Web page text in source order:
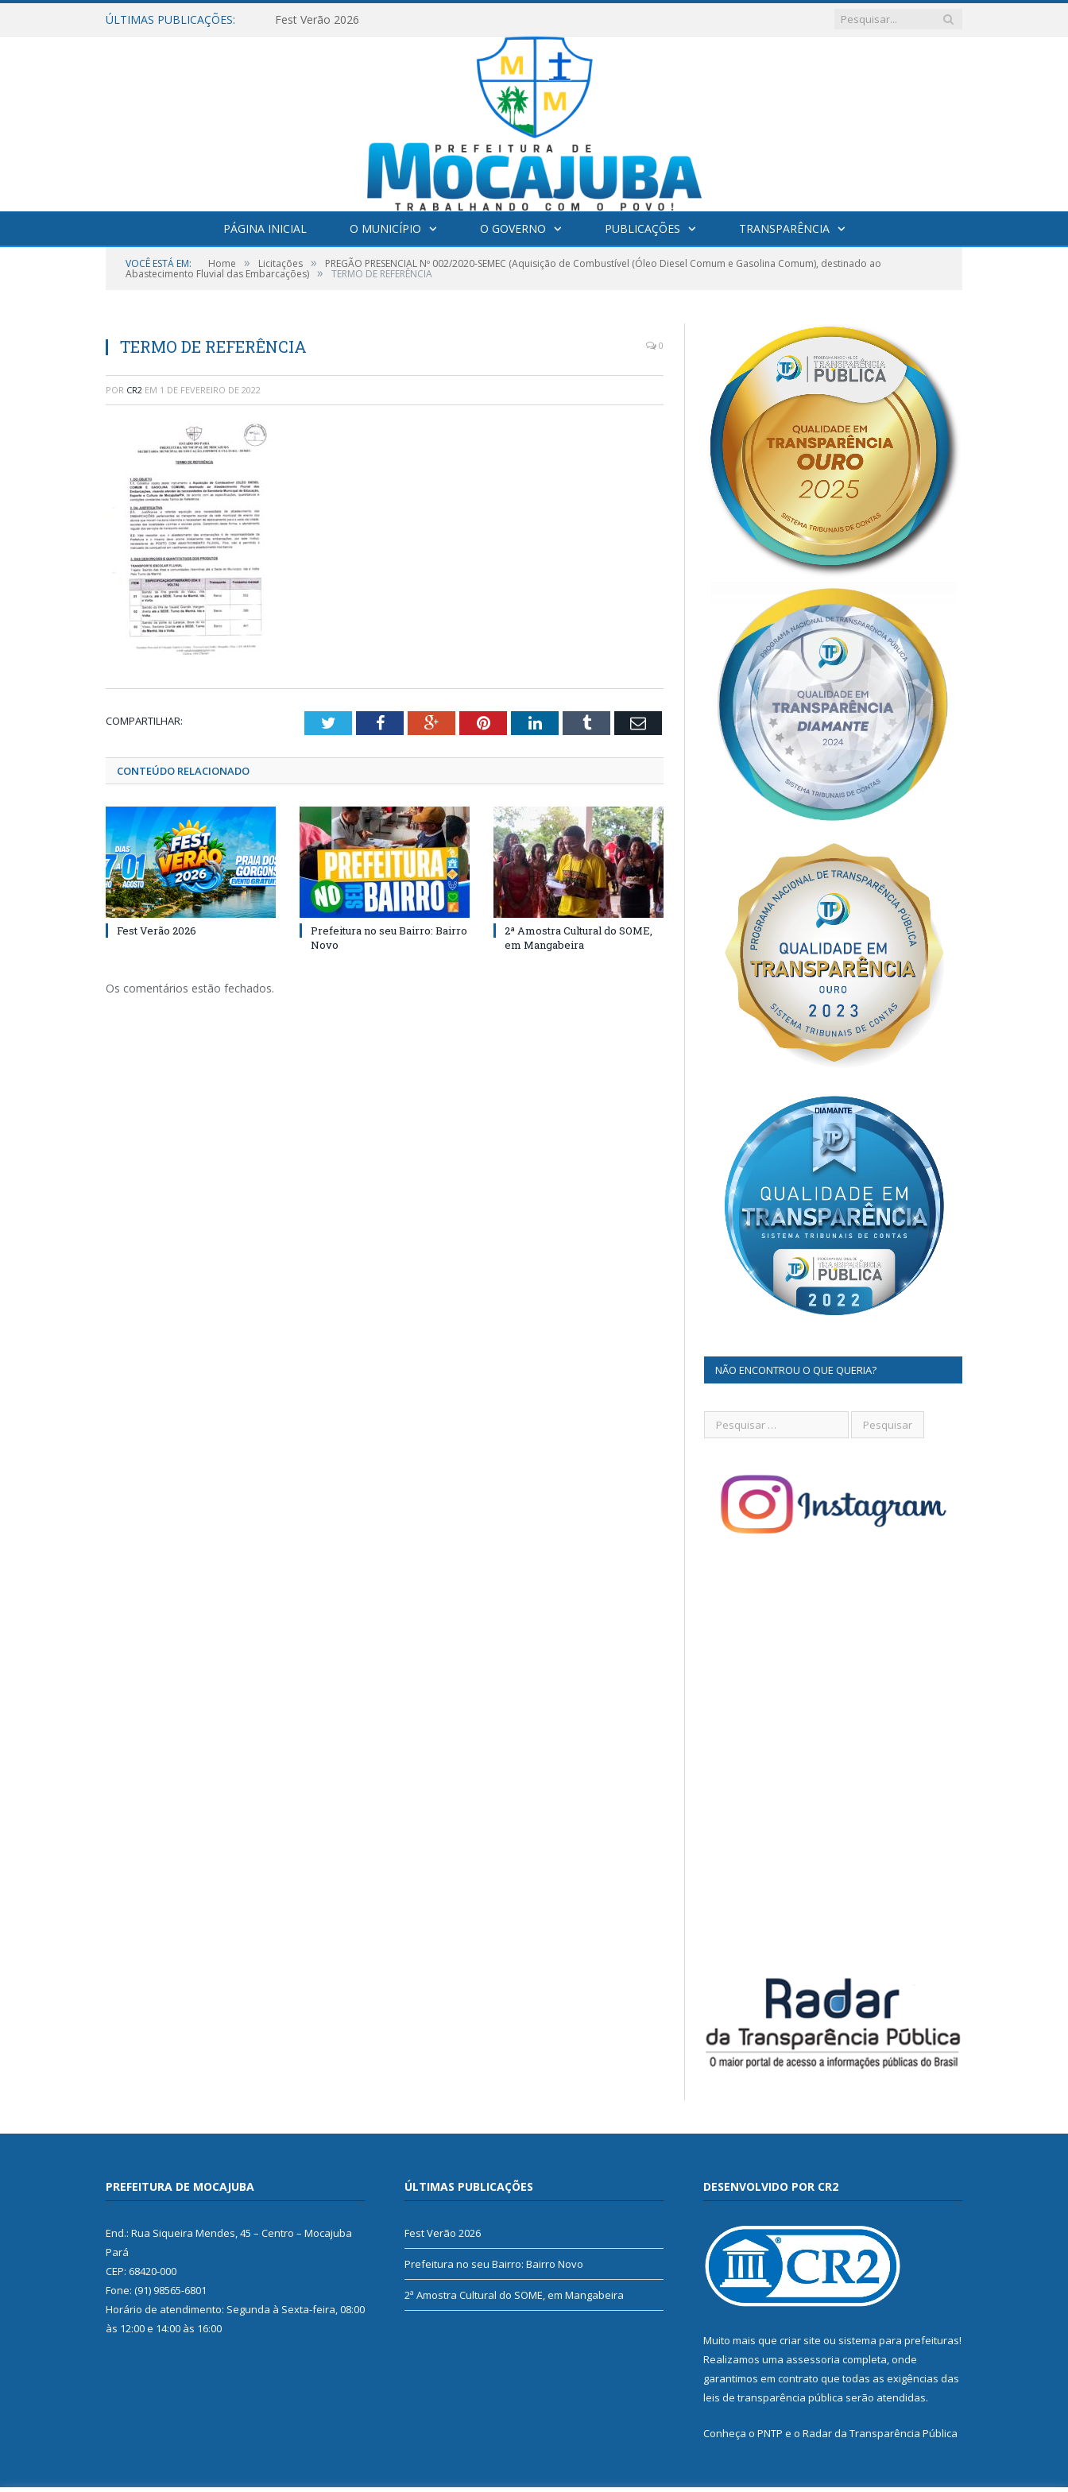
ÚLTIMAS PUBLICAÇÕES: Fest Verão 2026
PÁGINA INICIAL O MUNICÍPIO O GOVERNO PUBLICAÇÕES TRANSPARÊNCIA
VOCÊ ESTÁ EM: Home » Licitações » PREGÃO PRESENCIAL Nº 002/2020-SEMEC (Aquisição de Combustível (Óleo Diesel Comum e Gasolina Comum), destinado ao
Abastecimento Fluvial das Embarcações) » TERMO DE REFERÊNCIA
TERMO DE REFERÊNCIA 0
POR CR2 EM 1 DE FEVEREIRO DE 2022
COMPARTILHAR: TwitterFacebookGoogle+PinterestLinkedInTumblr Email
CONTEÚDO RELACIONADO
Fest Verão 2026
Prefeitura no seu Bairro: Bairro
Novo
2ª Amostra Cultural do SOME,
em Mangabeira
Os comentários estão fechados.
NÃO ENCONTROU O QUE QUERIA?
PREFEITURA DE MOCAJUBA
End.: Rua Siqueira Mendes, 45 – Centro – Mocajuba
Pará
CEP: 68420-000
Fone: (91) 98565-6801
Horário de atendimento: Segunda à Sexta-feira, 08:00
às 12:00 e 14:00 às 16:00
ÚLTIMAS PUBLICAÇÕES
Fest Verão 2026
Prefeitura no seu Bairro: Bairro Novo
2ª Amostra Cultural do SOME, em Mangabeira
DESENVOLVIDO POR CR2
Muito mais que criar site ou sistema para prefeituras!
Realizamos uma assessoria completa, onde
garantimos em contrato que todas as exigências das
leis de transparência pública serão atendidas.
Conheça o PNTP e o Radar da Transparência Pública